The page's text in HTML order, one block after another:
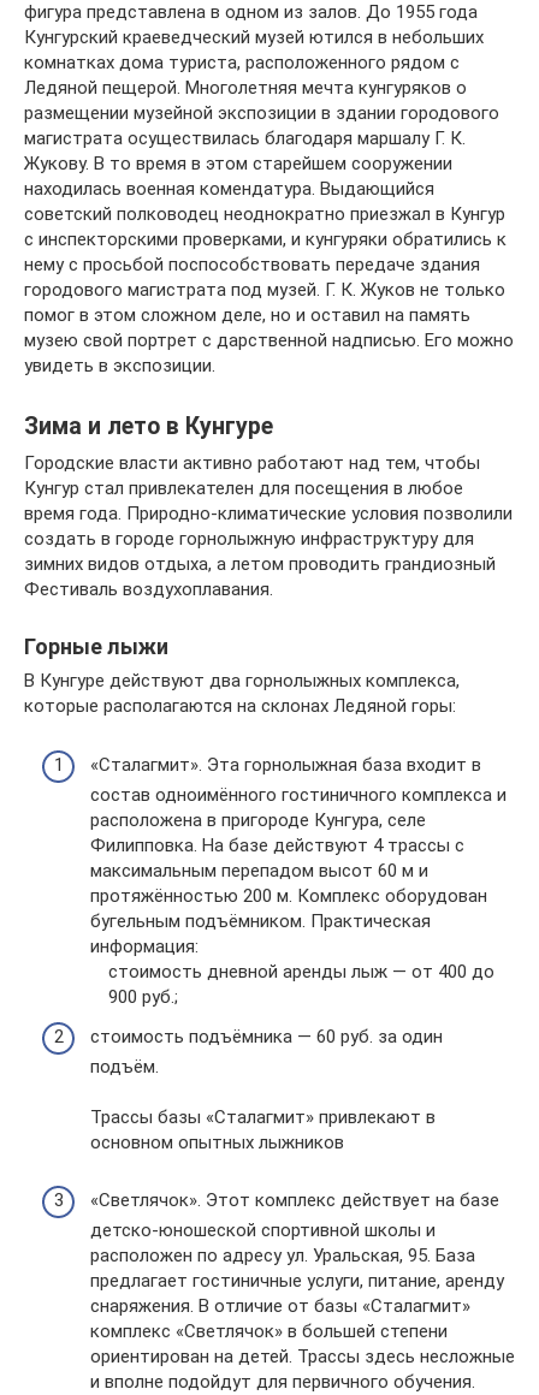
фигура представлена в одном из залов. До 1955 года
Кунгурский краеведческий музей ютился в небольших
комнатках дома туриста, расположенного рядом с
Ледяной пещерой. Многолетняя мечта кунгуряков о
размещении музейной экспозиции в здании городового
магистрата осуществилась благодаря маршалу Г. К.
Жукову. В то время в этом старейшем сооружении
находилась военная комендатура. Выдающийся
советский полководец неоднократно приезжал в Кунгур
с инспекторскими проверками, и кунгуряки обратились к
нему с просьбой поспособствовать передаче здания
городового магистрата под музей. Г. К. Жуков не только
помог в этом сложном деле, но и оставил на память
музею свой портрет с дарственной надписью. Его можно
увидеть в экспозиции.
Зима и лето в Кунгуре
Городские власти активно работают над тем, чтобы
Кунгур стал привлекателен для посещения в любое
время года. Природно-климатические условия позволили
создать в городе горнолыжную инфраструктуру для
зимних видов отдыха, а летом проводить грандиозный
Фестиваль воздухоплавания.
Горные лыжи
В Кунгуре действуют два горнолыжных комплекса,
которые располагаются на склонах Ледяной горы:
«Сталагмит». Эта горнолыжная база входит в
состав одноимённого гостиничного комплекса и
расположена в пригороде Кунгура, селе
Филипповка. На базе действуют 4 трассы с
максимальным перепадом высот 60 м и
протяжённостью 200 м. Комплекс оборудован
бугельным подъёмником. Практическая
информация:
стоимость дневной аренды лыж — от 400 до
900 руб.;
стоимость подъёмника — 60 руб. за один
подъём.
Трассы базы «Сталагмит» привлекают в
основном опытных лыжников
«Светлячок». Этот комплекс действует на базе
детско-юношеской спортивной школы и
расположен по адресу ул. Уральская, 95. База
предлагает гостиничные услуги, питание, аренду
снаряжения. В отличие от базы «Сталагмит»
комплекс «Светлячок» в большей степени
ориентирован на детей. Трассы здесь несложные
и вполне подойдут для первичного обучения.